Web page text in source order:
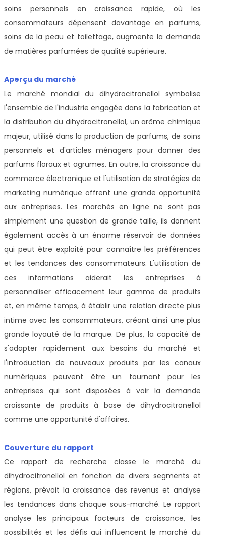
soins personnels en croissance rapide, où les
consommateurs dépensent davantage en parfums,
soins de la peau et toilettage, augmente la demande
de matières parfumées de qualité supérieure.
Aperçu du marché
Le marché mondial du dihydrocitronellol symbolise
l'ensemble de l'industrie engagée dans la fabrication et
la distribution du dihydrocitronellol, un arôme chimique
majeur, utilisé dans la production de parfums, de soins
personnels et d'articles ménagers pour donner des
parfums floraux et agrumes. En outre, la croissance du
commerce électronique et l'utilisation de stratégies de
marketing numérique offrent une grande opportunité
aux entreprises. Les marchés en ligne ne sont pas
simplement une question de grande taille, ils donnent
également accès à un énorme réservoir de données
qui peut être exploité pour connaître les préférences
et les tendances des consommateurs. L'utilisation de
ces informations aiderait les entreprises à
personnaliser efficacement leur gamme de produits
et, en même temps, à établir une relation directe plus
intime avec les consommateurs, créant ainsi une plus
grande loyauté de la marque. De plus, la capacité de
s'adapter rapidement aux besoins du marché et
l'introduction de nouveaux produits par les canaux
numériques peuvent être un tournant pour les
entreprises qui sont disposées à voir la demande
croissante de produits à base de dihydrocitronellol
comme une opportunité d'affaires.
Couverture du rapport
Ce rapport de recherche classe le marché du
dihydrocitronellol en fonction de divers segments et
régions, prévoit la croissance des revenus et analyse
les tendances dans chaque sous-marché. Le rapport
analyse les principaux facteurs de croissance, les
possibilités et les défis qui influencent le marché du